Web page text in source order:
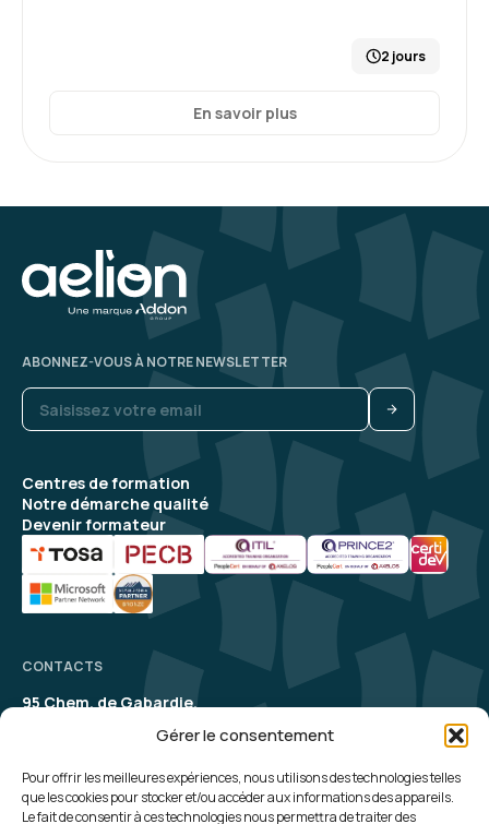
Gérer le consentement
Pour offrir les meilleures expériences, nous utilisons des technologies telles
que les cookies pour stocker et/ou accéder aux informations des appareils.
Le fait de consentir à ces technologies nous permettra de traiter des
2 jours
En savoir plus
Centres de formation
Notre démarche qualité
Devenir formateur
ABONNEZ-VOUS À NOTRE NEWSLETTER
CONTACTS
95 Chem. de Gabardie,
contact@aelion.com
UNE QUESTION, UN RENSEIGNEMENT ?